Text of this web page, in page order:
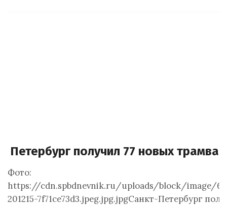
Петербург получил 77 новых
Фото:
https://cdn.spbdnevnik.ru/uploads/block/image/
201215-7f71ce73d3.jpeg.jpg.jpgСанкт-Петербург